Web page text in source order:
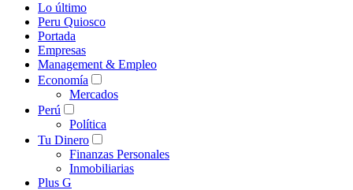
Lo último
Peru Quiosco
Portada
Empresas
Management & Empleo
Economía
Mercados
Perú
Política
Tu Dinero
Finanzas Personales
Inmobiliarias
Plus G